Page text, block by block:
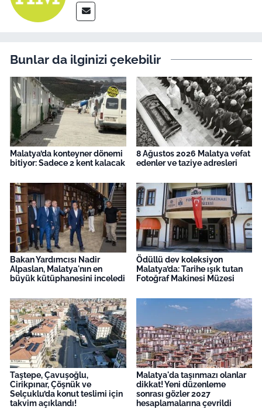
Bunlar da ilginizi çekebilir
Malatya’da konteyner dönemi
bitiyor: Sadece 2 kent kalacak
8 Ağustos 2026 Malatya vefat
edenler ve taziye adresleri
Bakan Yardımcısı Nadir
Alpaslan, Malatya'nın en
büyük kütüphanesini inceledi
Ödüllü dev koleksiyon
Malatya’da: Tarihe ışık tutan
Fotoğraf Makinesi Müzesi
Taştepe, Çavuşoğlu,
Cirikpınar, Çöşnük ve
Selçuklu’da konut teslimi için
takvim açıklandı!
Malatya'da taşınmazı olanlar
dikkat! Yeni düzenleme
sonrası gözler 2027
hesaplamalarına çevrildi